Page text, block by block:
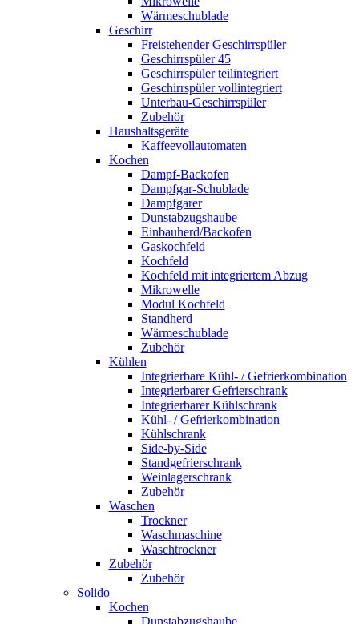
Wärmeschublade
Geschirr
Freistehender Geschirrspüler
Geschirrspüler 45
Geschirrspüler teilintegriert
Geschirrspüler vollintegriert
Unterbau-Geschirrspüler
Zubehör
Haushaltsgeräte
Kaffeevollautomaten
Kochen
Dampf-Backofen
Dampfgar-Schublade
Dampfgarer
Dunstabzugshaube
Einbauherd/Backofen
Gaskochfeld
Kochfeld
Kochfeld mit integriertem Abzug
Mikrowelle
Modul Kochfeld
Standherd
Wärmeschublade
Zubehör
Kühlen
Integrierbare Kühl- / Gefrierkombination
Integrierbarer Gefrierschrank
Integrierbarer Kühlschrank
Kühl- / Gefrierkombination
Kühlschrank
Side-by-Side
Standgefrierschrank
Weinlagerschrank
Zubehör
Waschen
Trockner
Waschmaschine
Waschtrockner
Zubehör
Zubehör
Solido
Kochen
Dunstabzugshaube